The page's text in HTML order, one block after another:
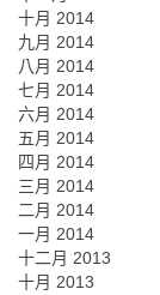
十月 2014
九月 2014
八月 2014
七月 2014
六月 2014
五月 2014
四月 2014
三月 2014
二月 2014
一月 2014
十二月 2013
十月 2013